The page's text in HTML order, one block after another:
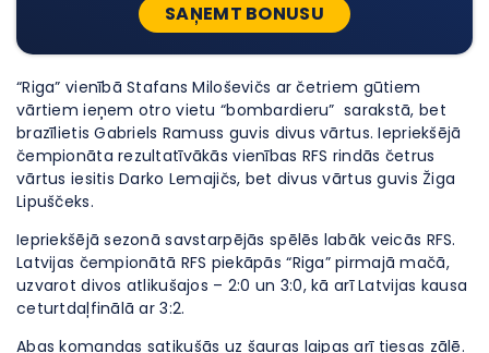
SAŅEMT BONUSU
“Riga” vienībā Stafans Miloševičs ar četriem gūtiem
vārtiem ieņem otro vietu “bombardieru” sarakstā, bet
brazīlietis Gabriels Ramuss guvis divus vārtus. Iepriekšējā
čempionāta rezultatīvākās vienības RFS rindās četrus
vārtus iesitis Darko Lemajičs, bet divus vārtus guvis Žiga
Lipuščeks.
Iepriekšējā sezonā savstarpējās spēlēs labāk veicās RFS.
Latvijas čempionātā RFS piekāpās “Riga” pirmajā mačā,
uzvarot divos atlikušajos – 2:0 un 3:0, kā arī Latvijas kausa
ceturtdaļfinālā ar 3:2.
Abas komandas satikušās uz šauras laipas arī tiesas zālē.